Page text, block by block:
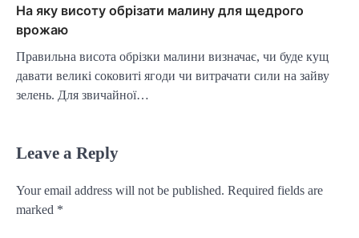
На яку висоту обрізати малину для щедрого
врожаю
Правильна висота обрізки малини визначає, чи буде кущ
давати великі соковиті ягоди чи витрачати сили на зайву
зелень. Для звичайної…
Leave a Reply
Your email address will not be published. Required fields are
marked *